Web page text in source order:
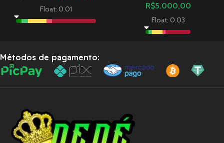
Float: 0.01 R$5.000,00
Float: 0.03
Métodos de pagamento: